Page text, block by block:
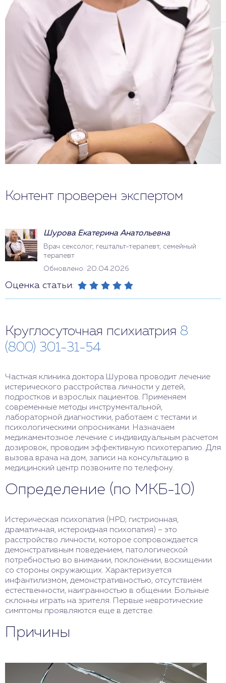
Контент проверен экспертом
Шурова Екатерина Анатольевна
Врач сексолог, гештальт-терапевт, семейный
терапевт
Обновлено: 20.04.2026
Оценка статьи:
Круглосуточная психиатрия 8
(800) 301-31-54
Частная клиника доктора Шурова проводит лечение
истерического расстройства личности у детей,
подростков и взрослых пациентов. Применяем
современные методы инструментальной,
лабораторной диагностики, работаем с тестами и
психологическими опросниками. Назначаем
медикаментозное лечение с индивидуальным расчетом
дозировок, проводим эффективную психотерапию. Для
вызова врача на дом, записи на консультацию в
медицинский центр позвоните по телефону.
Определение (по МКБ-10)
Истерическая психопатия (HPD, гистрионная,
драматичная, истероидная психопатия) – это
расстройство личности, которое сопровождается
демонстративным поведением, патологической
потребностью во внимании, поклонении, восхищении
со стороны окружающих. Характеризуется
инфантилизмом, демонстративностью, отсутствием
естественности, наигранностью в общении. Больные
склонны играть на зрителя. Первые невротические
симптомы проявляются еще в детстве.
Причины